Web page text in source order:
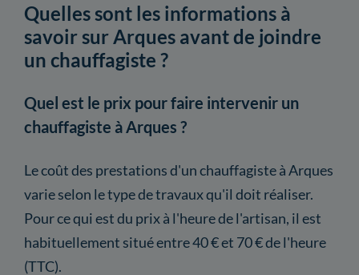
Quelles sont les informations à
savoir sur Arques avant de joindre
un chauffagiste ?
Quel est le prix pour faire intervenir un
chauffagiste à Arques ?
Le coût des prestations d'un chauffagiste à Arques
varie selon le type de travaux qu'il doit réaliser.
Pour ce qui est du prix à l'heure de l'artisan, il est
habituellement situé entre 40 € et 70 € de l'heure
(TTC).